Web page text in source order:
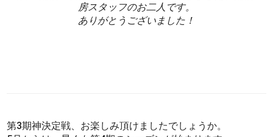
房スタッフのお二人です。
ありがとうございました！
第3期神決定戦、お楽しみ頂けましたでしょうか。